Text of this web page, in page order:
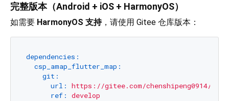
完整版本（Android + iOS + HarmonyOS）
如需要 HarmonyOS 支持，请使用 Gitee 仓库版本：
dependencies:
csp_amap_flutter_map:
git:
url:
https://gitee.com/chenshipeng0914/
ref:
develop